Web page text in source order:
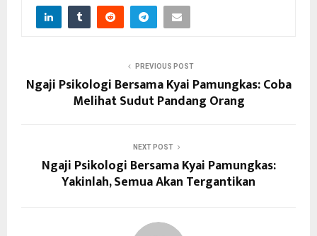
PREVIOUS POST
Ngaji Psikologi Bersama Kyai Pamungkas: Coba
Melihat Sudut Pandang Orang
NEXT POST
Ngaji Psikologi Bersama Kyai Pamungkas:
Yakinlah, Semua Akan Tergantikan